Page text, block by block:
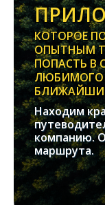
КОТОРОЕ
ОПЫТНЫМ
ПОПАСТЬ В
ЛЮБИМОГО
Находим
компанию.
маршрута.